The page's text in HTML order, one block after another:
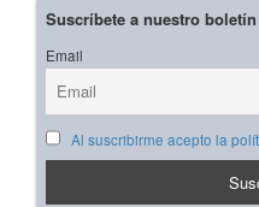
Suscríbete a nuestro boletín
Email
Al suscribirme acepto la